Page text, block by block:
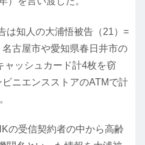
は知人の大浦悟被告（21）=
古屋市や愛知県春日井市の
ャッシュカード計4枚を窃
ニエンスストアのATMで計
の受信契約者の中から高齢